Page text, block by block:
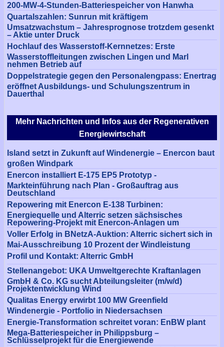
Mehr Nachrichten und Infos aus der Regenerativen
Energiewirtschaft
Island setzt in Zukunft auf Windenergie – Enercon baut
großen Windpark
Enercon installiert E-175 EP5 Prototyp -
Markteinführung nach Plan - Großauftrag aus
Deutschland
Repowering mit Enercon E-138 Turbinen:
Energiequelle und Alterric setzen sächsisches
Repowering-Projekt mit Enercon-Anlagen um
Voller Erfolg in BNetzA-Auktion: Alterric sichert sich in
Mai-Ausschreibung 10 Prozent der Windleistung
Profil und Kontakt: Alterric GmbH
Stellenangebot: UKA Umweltgerechte Kraftanlagen
GmbH & Co. KG sucht Abteilungsleiter (m/w/d)
Projektentwicklung Wind
Qualitas Energy erwirbt 100 MW Greenfield
Windenergie - Portfolio in Niedersachsen
Energie-Transformation schreitet voran: EnBW plant
Mega-Batteriespeicher in Philippsburg –
Schlüsselprojekt für die Energiewende
200-MW-4-Stunden-Batteriespeicher von Hanwha
Quartalszahlen: Sunrun mit kräftigem
Umsatzwachstum – Jahresprognose trotzdem gesenkt
– Aktie unter Druck
Hochlauf des Wasserstoff-Kernnetzes: Erste
Wasserstoffleitungen zwischen Lingen und Marl
nehmen Betrieb auf
Doppelstrategie gegen den Personalengpass: Enertrag
eröffnet Ausbildungs- und Schulungszentrum in
Dauerthal